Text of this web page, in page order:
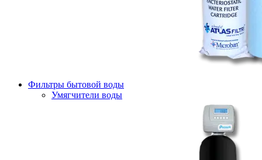
Фильтры бытовой воды
Умягчители воды